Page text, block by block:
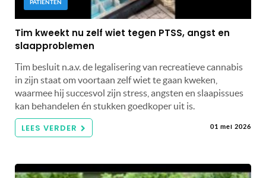
PATIËNTEN
Tim kweekt nu zelf wiet tegen PTSS, angst en
slaapproblemen
Tim besluit n.a.v. de legalisering van recreatieve cannabis
in zijn staat om voortaan zelf wiet te gaan kweken,
waarmee hij succesvol zijn stress, angsten en slaapissues
kan behandelen én stukken goedkoper uit is.
LEES VERDER 01 mei 2026